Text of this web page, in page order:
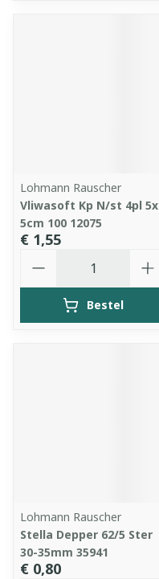
Lohmann Rauscher
Vliwasoft Kp N/st 4pl 5x
5cm 100 12075
€ 1,55
Bestel
Lohmann Rauscher
Stella Depper 62/5 Ster
30-35mm 35941
€ 0,80